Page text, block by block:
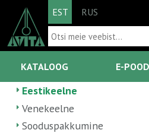
EST RUS
KATALOOG E-POOD
Eestikeelne
Venekeelne
Sooduspakkumine